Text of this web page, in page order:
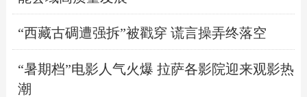
“西藏古碉遭强拆”被戳穿 谎言操弄终落空
“暑期档”电影人气火爆 拉萨各影院迎来观影热
潮